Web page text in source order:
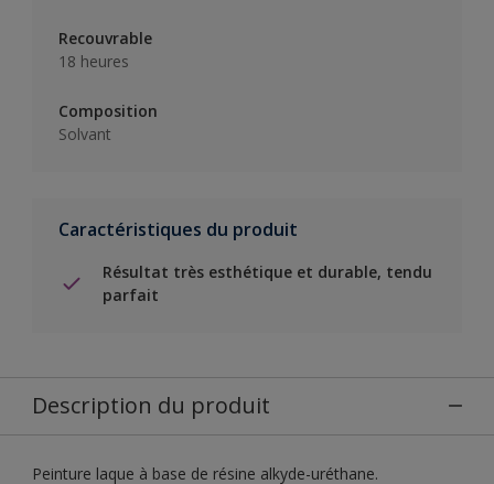
Recouvrable
18 heures
Composition
Solvant
Caractéristiques du produit
Résultat très esthétique et durable, tendu
parfait
Description du produit
Peinture laque à base de résine alkyde-uréthane.